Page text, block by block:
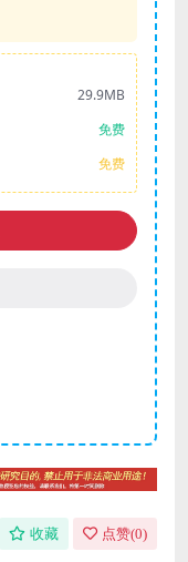
29.9MB
免费
免费
收藏 点赞(0)